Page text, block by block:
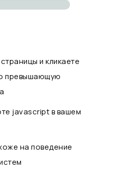
и кликаете
превышающую
javascript в вашем
на поведение